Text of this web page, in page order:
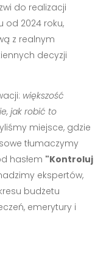
do realizacji
od 2024 roku,
z realnym
decyzji
większość
jak robić to
miejsce, gdzie
tłumaczymy
hasłem "Kontroluj
ekspertów,
budżetu
emerytury i